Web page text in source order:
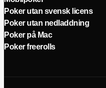
Poker utan svensk licens
Poker utan nedladdning
Poker på Mac
Poker freerolls